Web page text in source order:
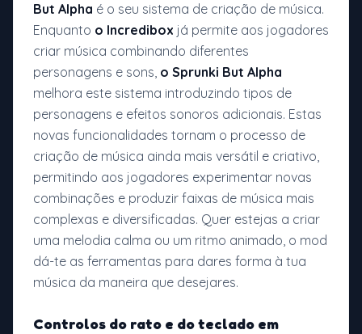
But Alpha é o seu sistema de criação de música.
Enquanto o Incredibox já permite aos jogadores
criar música combinando diferentes
personagens e sons, o Sprunki But Alpha
melhora este sistema introduzindo tipos de
personagens e efeitos sonoros adicionais. Estas
novas funcionalidades tornam o processo de
criação de música ainda mais versátil e criativo,
permitindo aos jogadores experimentar novas
combinações e produzir faixas de música mais
complexas e diversificadas. Quer estejas a criar
uma melodia calma ou um ritmo animado, o mod
dá-te as ferramentas para dares forma à tua
música da maneira que desejares.
Controlos do rato e do teclado em